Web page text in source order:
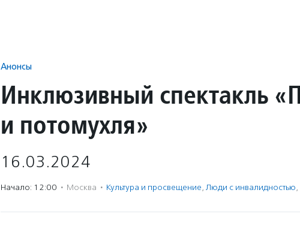
Анонсы
Инклюзивный спектакль
и потомухля»
16.03.2024
Начало: 12:00 · Москва · Культура и просвещение, Люди с инвалидностью,